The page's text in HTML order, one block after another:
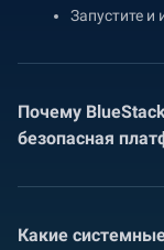
Запустите и
Почему
безопасная
Какие